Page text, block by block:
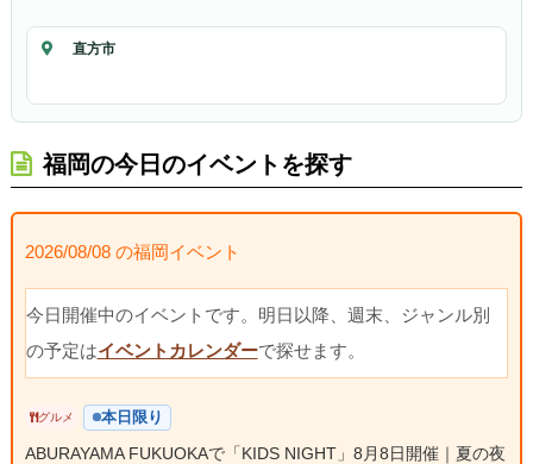
直方市
福岡の今日のイベントを探す
2026/08/08 の福岡イベント
今日開催中のイベントです。明日以降、週末、ジャンル別
の予定はイベントカレンダーで探せます。
グルメ 本日限り
ABURAYAMA FUKUOKAで「KIDS NIGHT」8月8日開催｜夏の夜